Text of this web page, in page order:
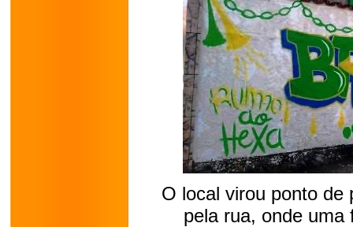
O local virou ponto de
pela rua, onde uma